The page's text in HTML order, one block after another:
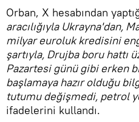
Orban, X hesabından
aracılığıyla Ukrayna'dan,
milyar euroluk kredisini
şartıyla, Drujba boru hattı
Pazartesi günü gibi erken
başlamaya hazır olduğu
tutumu değişmedi, petrol
ifadelerini kullandı.